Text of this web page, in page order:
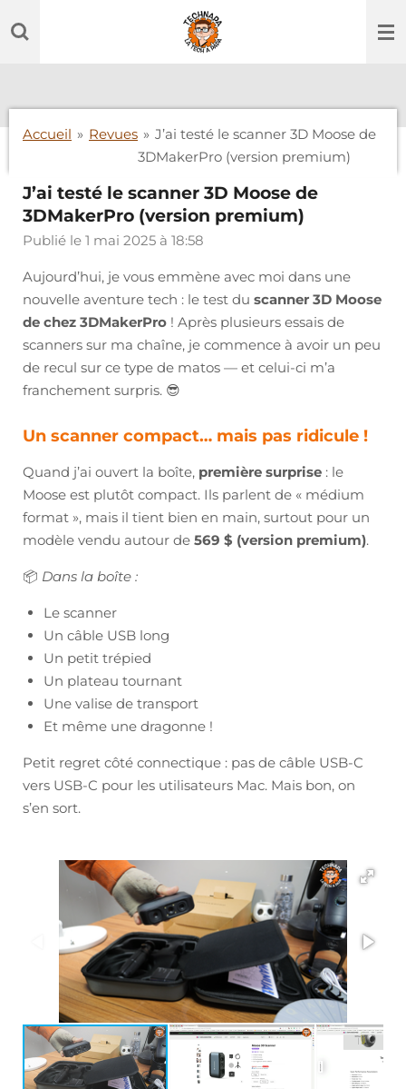
Passer
au
contenu
Accueil » Revues » J’ai testé le scanner 3D Moose de
3DMakerPro (version premium)
J’ai testé le scanner 3D Moose de
3DMakerPro (version premium)
Publié le 1 mai 2025 à 18:58
Aujourd’hui, je vous emmène avec moi dans une
nouvelle aventure tech : le test du scanner 3D Moose
de chez 3DMakerPro ! Après plusieurs essais de
scanners sur ma chaîne, je commence à avoir un peu
de recul sur ce type de matos — et celui-ci m’a
franchement surpris. 😎
Un scanner compact… mais pas ridicule !
Quand j’ai ouvert la boîte, première surprise : le
Moose est plutôt compact. Ils parlent de « médium
format », mais il tient bien en main, surtout pour un
modèle vendu autour de 569 $ (version premium).
📦 Dans la boîte :
Le scanner
Un câble USB long
Un petit trépied
Un plateau tournant
Une valise de transport
Et même une dragonne !
Petit regret côté connectique : pas de câble USB-C
vers USB-C pour les utilisateurs Mac. Mais bon, on
s’en sort.